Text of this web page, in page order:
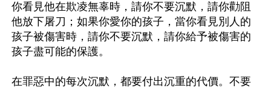
你看見他在欺凌無辜時，請你不要沉默，請你勸阻
他放下屠刀；如果你愛你的孩子，當你看見別人的
孩子被傷害時，請你不要沉默，請你給予被傷害的
孩子盡可能的保護。
在罪惡中的每次沉默，都要付出沉重的代價。不要